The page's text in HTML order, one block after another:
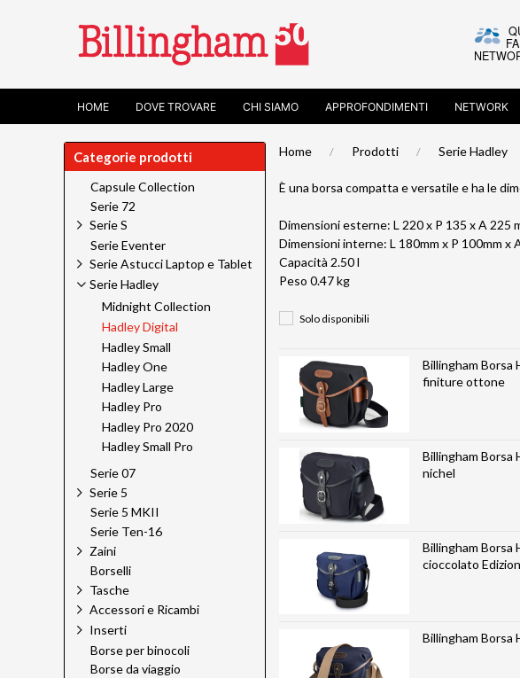
HOME DOVE TROVARE CHI SIAMO APPROFONDIMENTI NETWORK
Home Prodotti Serie Hadley
È una borsa compatta e versatile e ha le
Dimensioni esterne: L 220 x P 135 x A 225
Dimensioni interne: L 180mm x P 100mm x
Capacità 2.50 l
Peso 0.47 kg
Solo disponibili
Billingham Borsa
finiture ottone
Billingham
nichel
Billingham Borsa
cioccolato
Billingham Borsa
Categorie prodotti
Capsule Collection
Serie 72
Serie S
Serie Eventer
Serie Astucci Laptop e Tablet
Serie Hadley
Midnight Collection
Hadley Digital
Hadley Small
Hadley One
Hadley Large
Hadley Pro
Hadley Pro 2020
Hadley Small Pro
Serie 07
Serie 5
Serie 5 MKII
Serie Ten-16
Zaini
Borselli
Tasche
Accessori e Ricambi
Inserti
Borse per binocoli
Borse da viaggio